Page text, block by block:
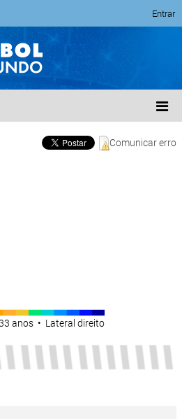
Entrar
Comunicar erro
anos • Lateral direito